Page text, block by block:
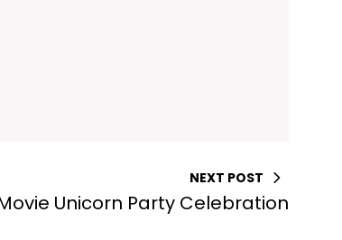
NEXT POST
Unicorn Party Celebration